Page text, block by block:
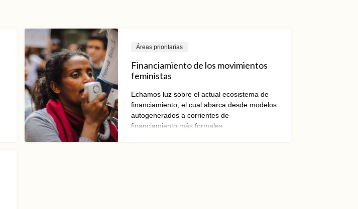
Áreas prioritarias
Financiamiento de los movimientos
feministas
Echamos luz sobre el actual ecosistema de
financiamiento, el cual abarca desde modelos
autogenerados a corrientes de
financiamiento más formales.